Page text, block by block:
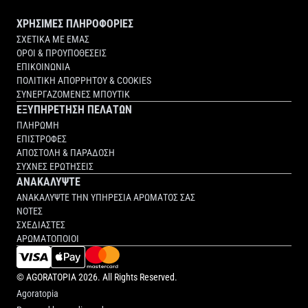
ΧΡΗΣΙΜΕΣ ΠΛΗΡΟΦΟΡΙΕΣ
ΣΧΕΤΙΚΑ ΜΕ ΕΜΑΣ
ΟΡΟΙ & ΠΡΟΥΠΟΘΕΣΕΙΣ
ΕΠΙΚΟΙΝΩΝΙΑ
ΠΟΛΙΤΙΚΗ ΑΠΟΡΡΗΤΟΥ & COOKIES
ΣΥΝΕΡΓΑΖΟΜΕΝΕΣ ΜΠΟΥΤΙΚ
ΕΞΥΠΗΡΕΤΗΣΗ ΠΕΛΑΤΩΝ
ΠΛΗΡΩΜΗ
ΕΠΙΣΤΡΟΦΕΣ
ΑΠΟΣΤΟΛΗ & ΠΑΡΑΔΟΣΗ
ΣΥΧΝΕΣ ΕΡΩΤΗΣΕΙΣ
ΑΝΑΚΑΛΥΨΤΕ
ΑΝΑΚΑΛΥΨΤΕ ΤΗΝ ΥΠΗΡΕΣΙΑ ΑΡΩΜΑΤΟΣ ΣΑΣ
ΝΟΤΕΣ
ΣΧΕΔΙΑΣΤΕΣ
ΑΡΩΜΑΤΟΠΟΙΟΙ
©AGORATOPIA2026. All Rights Reserved.
Agoratopia